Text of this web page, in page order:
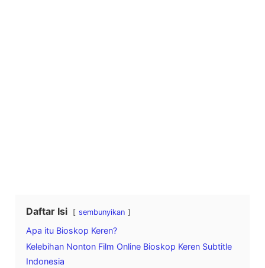
Daftar Isi sembunyikan
Apa itu Bioskop Keren?
Kelebihan Nonton Film Online Bioskop Keren Subtitle
Indonesia